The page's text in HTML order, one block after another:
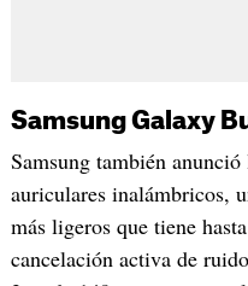
Samsung Galaxy
Samsung también
auriculares inalámbricos,
más ligeros que tiene
cancelación activa de